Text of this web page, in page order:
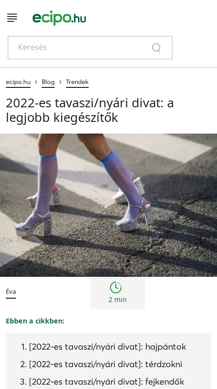
Keresés
ecipo.hu › Blog › Trendek
2022-es tavaszi/nyári divat: a
legjobb kiegészítők
Trendek
Éva
2 min
Ebben a cikkben:
[2022-es tavaszi/nyári divat]: hajpántok
[2022-es tavaszi/nyári divat]: térdzokni
[2022-es tavaszi/nyári divat]: fejkendők